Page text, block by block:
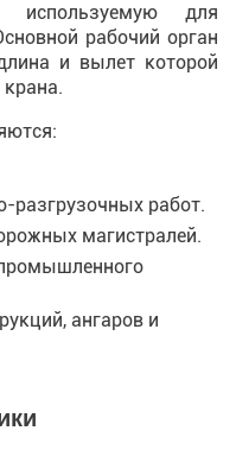
используемую для
рабочий орган
и вылет которой
разгрузочных работ.
магистралей.
ангаров и